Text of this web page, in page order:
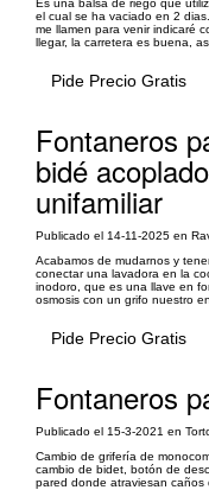
Es una balsa de riego que
el cual se ha vaciado en 2
me llamen para venir indicaré
llegar, la carretera es buena,
Pide Precio Gratis
Fontaneros
bidé
unifamiliar
Publicado el 14-11-2025 en
Acabamos de mudarnos y
conectar una lavadora en la
inodoro, que es una llave en
osmosis con un grifo nuestro
Pide Precio Gratis
Fontaneros
Publicado el 15-3-2021 en
Cambio de grifería de
cambio de bidet, botón de
pared donde atraviesan caños